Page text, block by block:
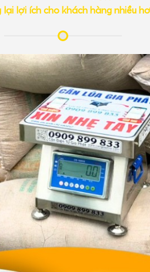
lợi ích cho khách hàng nhiều